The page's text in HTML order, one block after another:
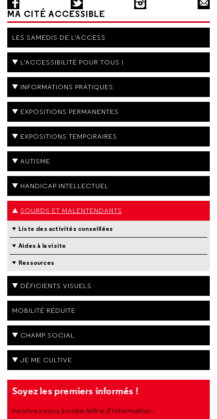
MA CITÉ ACCESSIBLE
LES SAMEDIS DE L'ACCESS
L'ACCESSIBILITÉ POUR TOUS !
INFORMATIONS PRATIQUES
EXPOSITIONS PERMANENTES
EXPOSITIONS TEMPORAIRES
AUTISME
HANDICAP INTELLECTUEL
SOURDS ET MALENTENDANTS
Liste des activités conseillées
Aides à la visite
Ressources
DÉFICIENTS VISUELS
MOBILITÉ RÉDUITE
CHAMP SOCIAL
JE ME CULTIVE
Soyez les premiers informés !
Inscrivez-vous à notre lettre d’information :